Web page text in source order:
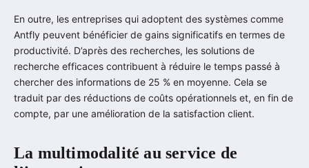
En outre, les entreprises qui adoptent des systèmes comme
Antfly peuvent bénéficier de gains significatifs en termes de
productivité. D’après des recherches, les solutions de
recherche efficaces contribuent à réduire le temps passé à
chercher des informations de 25 % en moyenne. Cela se
traduit par des réductions de coûts opérationnels et, en fin de
compte, par une amélioration de la satisfaction client.
La multimodalité au service de